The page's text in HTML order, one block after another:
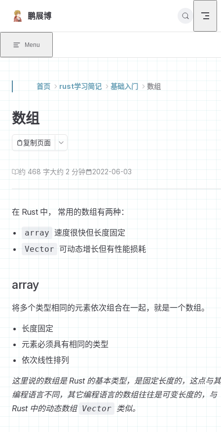
Skip to content
鹏展博
Menu
首页 rust学习简记 基础入门 数组
数组
复制页面
约 468 字大约 2 分钟 2022-06-03
在 Rust 中， 常用的数组有两种：
array 速度很快但长度固定
Vector 可动态增长但有性能损耗
array
将多个类型相同的元素依次组合在一起，就是一个数组。
长度固定
元素必须具有相同的类型
依次线性排列
这里说的数组是 Rust 的基本类型，是固定长度的，这点与
编程语言不同，其它编程语言的数组往往是可变长度的，与
Rust 中的动态数组 Vector 类似。